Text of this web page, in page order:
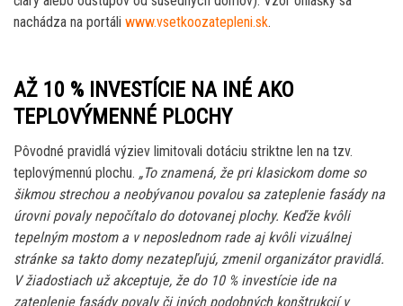
nachádza na portáli www.vsetkoozatepleni.sk.
AŽ 10 % INVESTÍCIE NA INÉ AKO
TEPLOVÝMENNÉ PLOCHY
Pôvodné pravidlá výziev limitovali dotáciu striktne len na tzv.
teplovýmennú plochu. „To znamená, že pri klasickom dome so
šikmou strechou a neobývanou povalou sa zateplenie fasády na
úrovni povaly nepočítalo do dotovanej plochy. Keďže kvôli
tepelným mostom a v neposlednom rade aj kvôli vizuálnej
stránke sa takto domy nezatepľujú, zmenil organizátor pravidlá.
V žiadostiach už akceptuje, že do 10 % investície ide na
zateplenie fasády povaly či iných podobných konštrukcií v